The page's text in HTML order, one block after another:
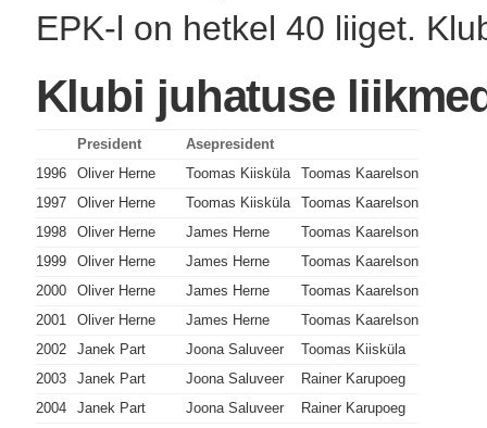
EPK-l on hetkel 40 liiget.
Klubi juhatuse
President
Asepresident
1996
Oliver Herne Toomas Kiisküla
Toomas Kaarelson
1997
Oliver Herne Toomas Kiisküla
Toomas Kaarelson
1998
Oliver Herne James Herne
Toomas Kaarelson
1999
Oliver Herne James Herne
Toomas Kaarelson
2000
Oliver Herne James Herne
Toomas Kaarelson
2001
Oliver Herne James Herne
Toomas Kaarelson
2002
Janek Part Joona Saluveer
Toomas Kiisküla
2003
Janek Part Joona Saluveer
Rainer Karupoeg
2004
Janek Part Joona Saluveer
Rainer Karupoeg